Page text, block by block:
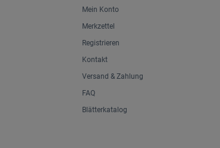
Mein Konto
Merkzettel
Registrieren
Kontakt
Versand & Zahlung
FAQ
Blätterkatalog